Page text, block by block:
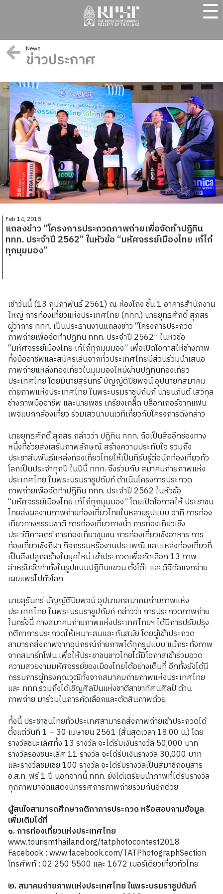
☰
News
ข่าวประกาศ
Feb 14, 2018
แถลงข่าว “โครงการประกวดภาพถ่ายเพื่อจัดทำปฏิทิน
ททท. ประจำปี 2562” ในหัวข้อ “มหัศจรรย์เมืองไทย เก๋ไก๋
ทุกมุมมอง”
เช้าวันนี้ (13 กุมภาพันธ์ 2561) ณ ห้องโถง ชั้น 1 อาคารสำนักงาน
ใหญ่ การท่องเที่ยวแห่งประเทศไทย (ททท.) นายยุทธศักดิ์ สุภสร
ผู้ว่าการ ททท. เป็นประธานงานแถลงข่าว “โครงการประกวด
ภาพถ่ายเพื่อจัดทำปฏิทิน ททท. ประจำปี 2562” ในหัวข้อ
“มหัศจรรย์เมืองไทย เก๋ไก๋ทุกมุมมอง” เพื่อเปิดโอกาสให้ช่างภาพ
ทั้งมืออาชีพและสมัครเล่นจากทั่วประเทศไทยมีส่วนร่วมนำเสนอ
ภาพถ่ายแหล่งท่องเที่ยวในมุมมองใหม่ผ่านปฏิทินท่องเที่ยว
ประเทศไทย โดยมีนายสุรินทร์ บัญญัติปิยพจน์ อุปนายกสมาคม
ถ่ายภาพแห่งประเทศไทย ในพระบรมราชูปถัมภ์ นายนภันต์ เสวิกุล
ช่างภาพมืออาชีพ และนายพชร เกรียงเกล็ด บล็อกเกอร์จากแฟน
เพจแบกกล้องเที่ยว ร่วมเสวนาบนเวทีเกี่ยวกับโครงการดังกล่าว
นายยุทธศักดิ์ สุภสร กล่าวว่า ปฏิทิน ททท. ถือเป็นสื่ออีกช่องทาง
หนึ่งที่ช่วยส่งเสริมภาพลักษณ์ สร้างความประทับใจ รวมถึง
ประชาสัมพันธ์แหล่งท่องเที่ยวไทยให้เป็นที่รับรู้ต่อนักท่องเที่ยวทั่ว
โลกเป็นประจำทุกปี ในปีนี้ ททท. จึงร่วมกับ สมาคมถ่ายภาพแห่ง
ประเทศไทย ในพระบรมราชูปถัมภ์ ดำเนินโครงการประกวด
ภาพถ่ายเพื่อจัดทำปฏิทิน ททท. ประจำปี 2562 ในหัวข้อ
“มหัศจรรย์เมืองไทย เก๋ไก๋ทุกมุมมอง” โดยเปิดโอกาสให้ ประชาชน
ไทยส่งผลงานภาพถ่ายท่องเที่ยวไทยในหลายรูปแบบ อาทิ การท่อง
เที่ยวทางธรรมชาติ การท่องเที่ยวทางน้ำ การท่องเที่ยวเชิง
ประวัติศาสตร์ การท่องเที่ยวชุมชน การท่องเที่ยวเชิงอาหาร การ
ท่องเที่ยวเชิงกีฬา กิจกรรมหรืองานประเพณี และแหล่งท่องเที่ยวที่
เป็นสิ่งปลูกสร้างในยุคใหม่ เข้าประกวดเพื่อคัดเลือก 13 ภาพ
สำหรับจัดทำทั้งในรูปแบบปฏิทินแขวน ตั้งโต๊ะ และดิจิทัลแจกจ่าย
เผยแพร่ไปทั่วโลก
นายสุรินทร์ บัญญัติปิยพจน์ อุปนายกสมาคมถ่ายภาพแห่ง
ประเทศไทย ในพระบรมราชูปถัมภ์ กล่าวว่า การประกวดภาพถ่าย
ในครั้งนี้ ทางสมาคมถ่ายภาพแห่งประเทศไทยฯ ได้มีการปรับปรุง
กติกาการประกวดให้เหมาะสมและทันสมัย โดยผู้เข้าประกวด
สามารถส่งภาพจากอุปกรณ์ถ่ายภาพได้ทุกรูปแบบ แม้กระทั่งภาพ
จากสมาร์ทโฟน เพื่อให้ประชาชนชาวไทยได้มีโอกาสเข้าร่วมอวด
ความสวยงามมหัศจรรย์ของเมืองไทยได้อย่างเต็มที่ อีกทั้งยังได้มี
กรรมการผู้ทรงคุณวุฒิทั้งจากสมาคมถ่ายภาพแห่งประเทศไทย
และ ททท.รวมถึงได้เชิญศิลปินแห่งชาติสาขาทัศนศิลป์ ด้าน
ภาพถ่าย มาร่วมในการคัดเลือกและตัดสินภาพด้วย
ทั้งนี้ ประชาชนไทยทั่วประเทศสามารถส่งภาพถ่ายเข้าประกวดได้
ตั้งแต่วันที่ 1 – 30 เมษายน 2561 (สิ้นสุดเวลา 18.00 น.) โดย
รางวัลชนะเลิศทั้ง 13 รางวัล จะได้รับเงินรางวัล 50,000 บาท
รางวัลรองชนะเลิศ 11 รางวัล จะได้รับเงินรางวัล 30,000 บาท
และรางวัลชมเชย 100 รางวัล จะได้รับรางวัลเป็นสมาชิกอนุสาร
อ.ส.ท. ฟรี 1 ปี นอกจากนี้ ททท. ยังได้เตรียมนำภาพที่ได้รับรางวัล
ทุกภาพมาจัดแสดงนิทรรศการภาพถ่ายร่วมกันอีกด้วย
ผู้สนใจสามารถศึกษากติกาการประกวด หรือสอบถามข้อมูล
เพิ่มเติมได้ที่
๑. การท่องเที่ยวแห่งประเทศไทย
www.tourismthailand.org/tatphotocontest2018
Facebook : www.facebook.com/TATPhotographSection
โทรศัพท์ : 02 250 5500 และ 1672 เบอร์เดียวเที่ยวทั่วไทย
๒. สมาคมถ่ายภาพแห่งประเทศไทย ในพระบรมราชูปถัมภ์